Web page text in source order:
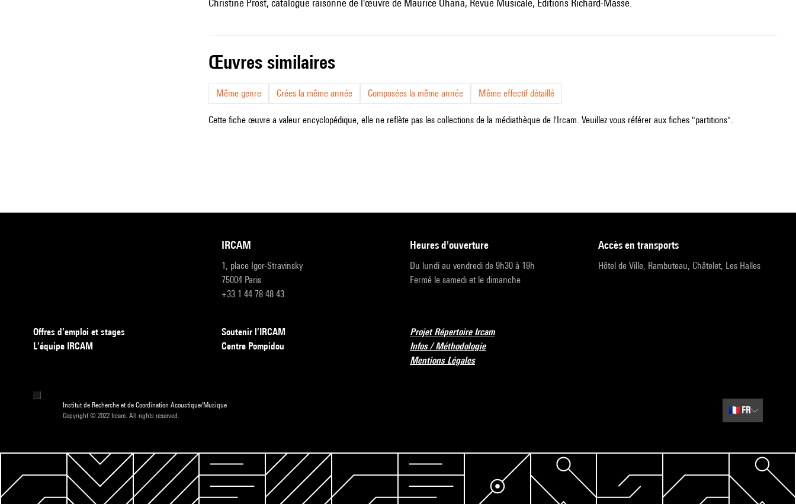
Christine Prost, catalogue raisonné de l'œuvre de Maurice Ohana, Revue Musicale, Editions Richard-Masse.
œuvres similaires
Même genre Crées la même année Composées la même année Même effectif détaillé
Cette fiche œuvre a valeur encyclopédique, elle ne reflète pas les collections de la médiathèque de l'Ircam. Veuillez vous référer aux fiches "partitions".
IRCAM
1, place Igor-Stravinsky
75004 Paris
+33 1 44 78 48 43
heures d'ouverture
Du lundi au vendredi de 9h30 à 19h
Fermé le samedi et le dimanche
accès en transports
Hôtel de Ville, Rambuteau, Châtelet, Les Halles
Offres d’emploi et stages
L’équipe IRCAM
Soutenir l’IRCAM
Centre Pompidou
Projet Répertoire Ircam
Infos / Méthodologie
Mentions Légales
Institut de Recherche et de Coordination Acoustique/Musique
Copyright © 2022 Ircam. All rights reserved.
🇫🇷 FR